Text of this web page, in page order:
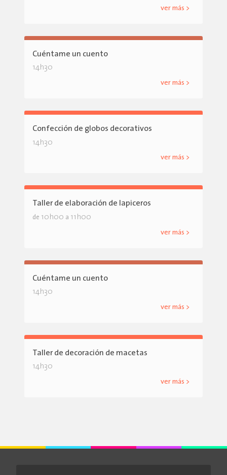
ver más >
Cuéntame un cuento
14h30
ver más >
Confección de globos decorativos
14h30
ver más >
Taller de elaboración de lapiceros
de 10h00 a 11h00
ver más >
Cuéntame un cuento
14h30
ver más >
Taller de decoración de macetas
14h30
ver más >